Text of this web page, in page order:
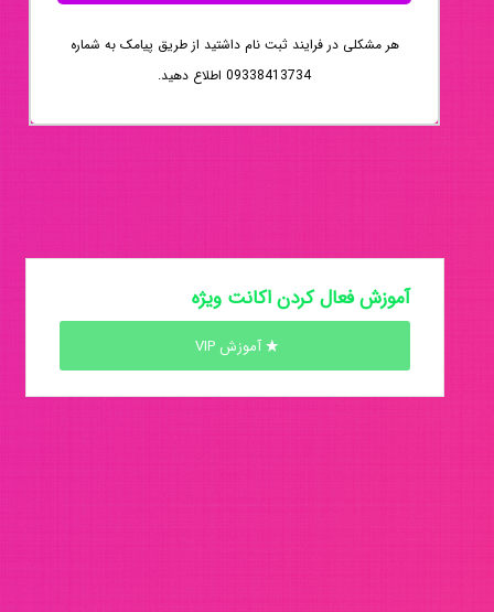
هر مشکلی در فرایند ثبت نام داشتید از طریق پیامک به شماره
09338413734 اطلاع دهید.
آموزش فعال کردن اکانت ویژه
آموزش VIP